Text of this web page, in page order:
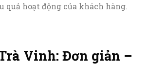
hoạt động của khách hàng.
Vinh: Đơn giản –